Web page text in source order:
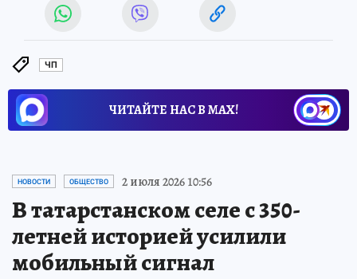
ЧП
ЧИТАЙТЕ НАС В МАХ!
НОВОСТИ ОБЩЕСТВО 2 июля 2026 10:56
В татарстанском селе с 350-
летней историей усилили
мобильный сигнал